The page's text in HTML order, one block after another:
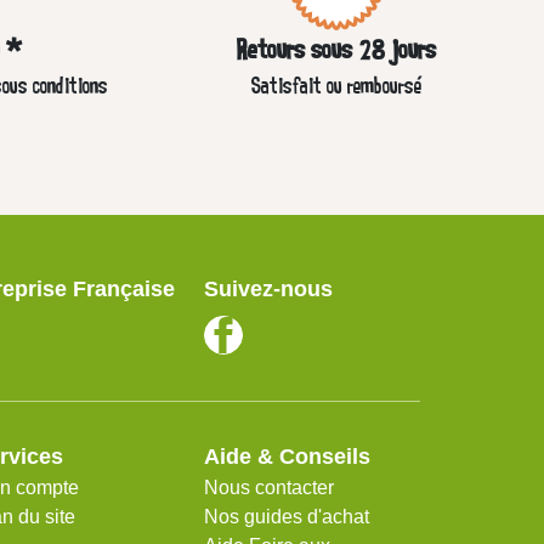
*
conditions
Retours sous 28 jours
Satisfait ou remboursé
Française Suivez-nous
compte
du site
Aide & Conseils
Nous contacter
Nos guides d'achat